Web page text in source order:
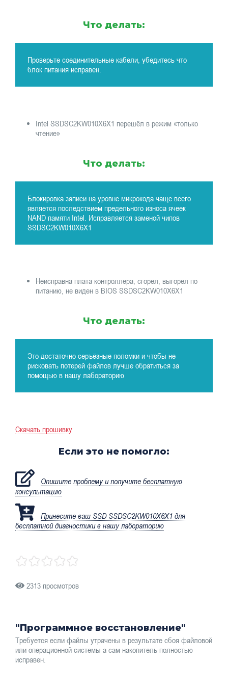
Что делать:
Проверьте соединительные кабели, убедитесь что
блок питания исправен.
Intel SSDSC2KW010X6X1 перешёл в режим «только
чтение»
Что делать:
Блокировка записи на уровне микрокода чаще всего
является последствием предельного износа ячеек
NAND памяти Intel. Исправляется заменой чипов
SSDSC2KW010X6X1
Неисправна плата контроллера, сгорел, выгорел по
питанию, не виден в BIOS SSDSC2KW010X6X1
Что делать:
Это достаточно серъёзные поломки и чтобы не
рисковать потерей файлов лучше обратиться за
помощью в нашу лабораторию
Скачать прошивку
Если это не помогло:
Опишите проблему и получите бесплатную
консультацию
Принесите ваш SSD SSDSC2KW010X6X1 для
бесплатной диагностики в нашу лабораторию
2313 просмотров
"Программное восстановление"
Требуется если файлы утрачены в результате сбоя файловой
или операционной системы а сам накопитель полностью
исправен.